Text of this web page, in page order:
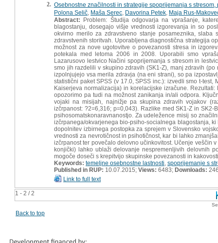
1 - 2 / 2
2. Osebnostne značilnosti in strategije spoprijemanja s
Polona Selič Maša Serec Davorina Petek Maja Rus-
Abstract: Problem: Študija odgovarja na vprašanje,
blagostanju, dosegajo višje vrednosti izgorevanja in so
okvirno merilo za zdravstveno stanje posameznika,
zdravstvenih storitvah. Uporabljena diagnostična strategija
možnost za nove ugotovitve o povezanosti stresa in
potekala med letoma 2006 in 2008. Uporabili smo
Lazarusovo lestvico Načini spoprijemanja s stresom in
smo jih razdelili v skupino zdravih (SK1-Z), manj zdravih
izpolnjujejo vsa merila zdravja (na eni strani), so pa
statistični paket SPSS (v 17.0, SPSS inc.): izvedli smo t-
Kaiserjeva normalizacija) in korelacijske izračune.
opozorimo pa tudi na možnost zanikanja in/ali odpora.
vojaki na misijah, najnižje pa skupina zdravih vojakov
izčrpanost: ?2=6,316; p=0,043). Razlike med SK1-Z in
psihosomatskonaravnanostjo. Za udeležence misij so
izčrpanega/okvarjenega bio-psiho-socialnega blagostanja,
dopolnitev izbirnega postopka za sprejem v Slovensko
vrednosti za nevrotičnost in psihotičnost, kar bi lahko
izčrpanost ter povečalo delovno učinkovitost. Učenje veščin
konjički) lahko ublaži delovanje nespremenljivih delovnih
mogoče doseči s krepitvijo skupinske povezanosti in
Keywords: temeljne osebnostne lastnosti spoprijemanje s
Published in RUP: 10.07.2015; Views: 6483; Downloads:
Link to full text
Back to top